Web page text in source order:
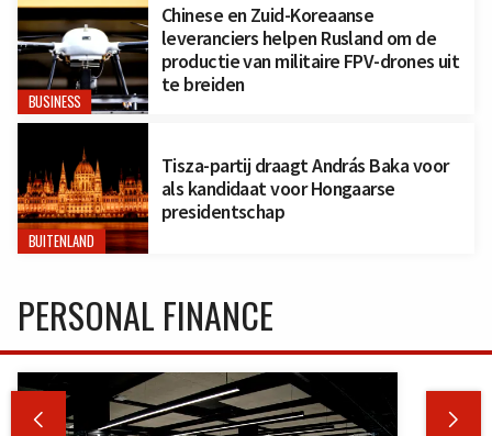
BUSINESS
Chinese en Zuid-Koreaanse
leveranciers helpen Rusland om de
productie van militaire FPV-drones uit
te breiden
BUITENLAND
Tisza-partij draagt András Baka voor
als kandidaat voor Hongaarse
presidentschap
PERSONAL FINANCE
 